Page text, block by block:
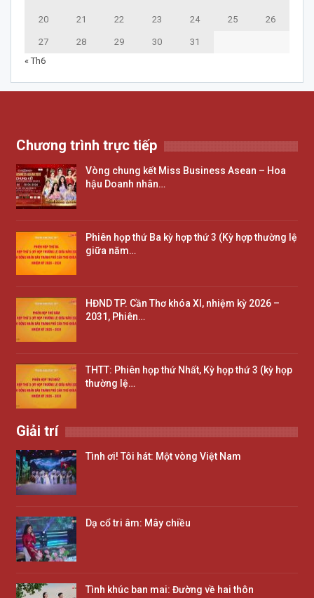
20 21 22 23 24 25 26
27 28 29 30
31
« Th6
Chương trình trực tiếp
Vòng chung kết Miss Business Asean – Hoa
hậu Doanh nhân…
Phiên họp thứ Ba kỳ hợp thứ 3 (Kỳ hợp thường lệ
giữa năm…
HĐND TP. Cần Thơ khóa XI, nhiệm kỳ 2026 –
2031, Phiên…
THTT: Phiên họp thứ Nhất, Kỳ họp thứ 3 (kỳ họp
thường lệ…
Giải trí
Tình ơi! Tôi hát: Một vòng Việt Nam
Dạ cổ tri âm: Mây chiều
Tình khúc ban mai: Đường về hai thôn